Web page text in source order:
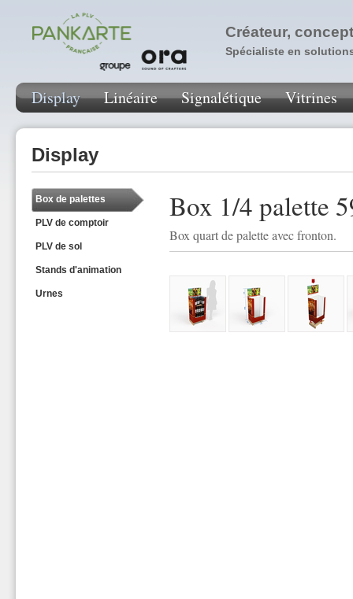
Créateur,
Spécialiste en
Display Linéaire Signalétique Vitrines
Display
Box de palettes
PLV de comptoir
PLV de sol
Stands d'animation
Urnes
Box 1/4 palette
Box quart de palette avec fronton.